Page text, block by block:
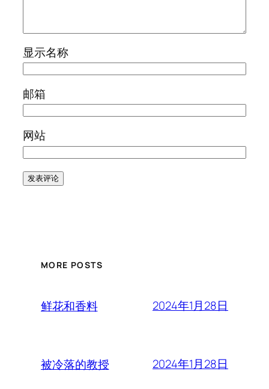
显示名称
邮箱
网站
MORE POSTS
鲜花和香料 2024年1月28日
被冷落的教授 2024年1月28日